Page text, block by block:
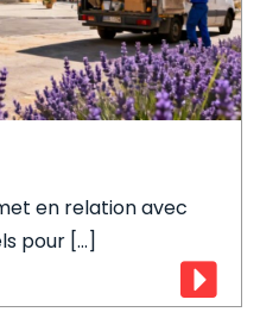
en relation avec
pour [...]